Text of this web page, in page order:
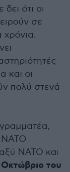
ότι οι
σε
και οι
πολύ στενά
ΝΑΤΟ
ΝΑΤΟ και
του